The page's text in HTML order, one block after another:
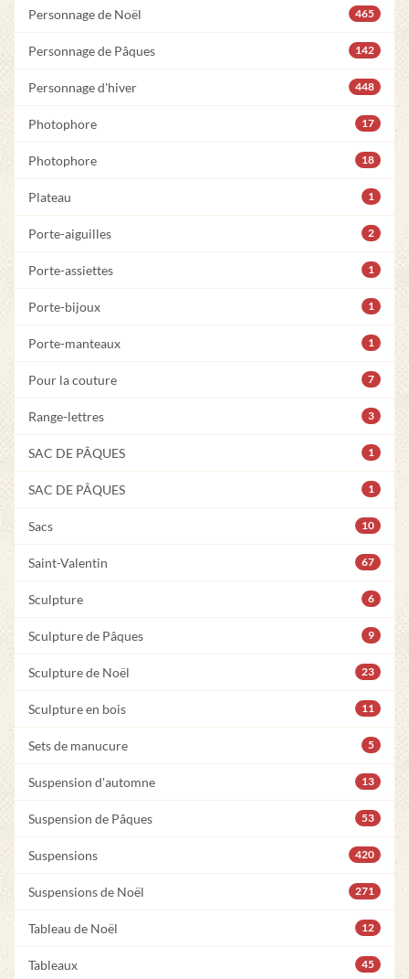
Personnage de Noël 465
Personnage de Pâques 142
Personnage d'hiver 448
Photophore 17
Photophore 18
Plateau 1
Porte-aiguilles 2
Porte-assiettes 1
Porte-bijoux 1
Porte-manteaux 1
Pour la couture 7
Range-lettres 3
SAC DE PÂQUES 1
SAC DE PÂQUES 1
Sacs 10
Saint-Valentin 67
Sculpture 6
Sculpture de Pâques 9
Sculpture de Noël 23
Sculpture en bois 11
Sets de manucure 5
Suspension d'automne 13
Suspension de Pâques 53
Suspensions 420
Suspensions de Noël 271
Tableau de Noël 12
Tableaux 45